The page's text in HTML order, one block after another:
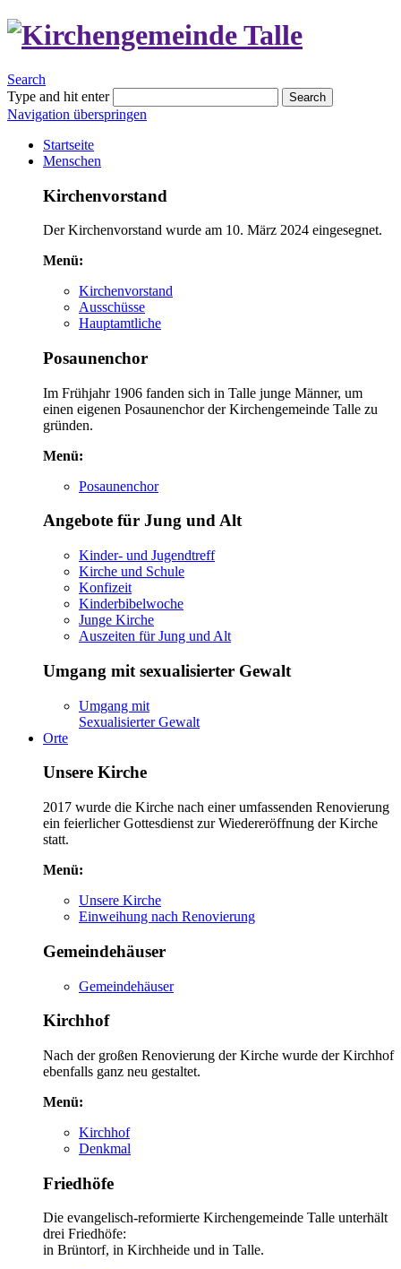
Search
Type and hit enter
Search
Navigation überspringen
Startseite
Menschen
Kirchenvorstand
Der Kirchenvorstand wurde am 10. März 2024 eingesegnet.
Menü:
Kirchenvorstand
Ausschüsse
Hauptamtliche
Posaunenchor
Im Frühjahr 1906 fanden sich in Talle junge Männer, um
einen eigenen Posaunenchor der Kirchengemeinde Talle zu
gründen.
Menü:
Posaunenchor
Angebote für Jung und Alt
Kinder- und Jugendtreff
Kirche und Schule
Konfizeit
Kinderbibelwoche
Junge Kirche
Auszeiten für Jung und Alt
Umgang mit sexualisierter Gewalt
Umgang mit
Sexualisierter Gewalt
Orte
Unsere Kirche
2017 wurde die Kirche nach einer umfassenden Renovierung
ein feierlicher Gottesdienst zur Wiedereröffnung der Kirche
statt.
Menü:
Unsere Kirche
Einweihung nach Renovierung
Gemeindehäuser
Gemeindehäuser
Kirchhof
Nach der großen Renovierung der Kirche wurde der Kirchhof
ebenfalls ganz neu gestaltet.
Menü:
Kirchhof
Denkmal
Friedhöfe
Die evangelisch-reformierte Kirchengemeinde Talle unterhält
drei Friedhöfe:
in Brüntorf, in Kirchheide und in Talle.